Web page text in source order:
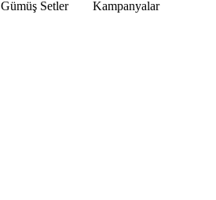
Gümüş Setler Kampanyalar